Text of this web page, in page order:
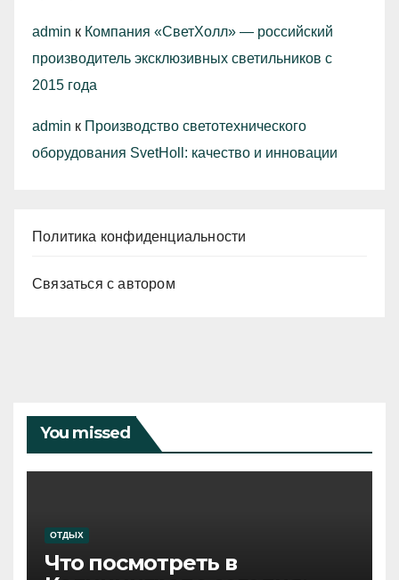
admin к Компания «СветХолл» — российский
производитель эксклюзивных светильников с
2015 года
admin к Производство светотехнического
оборудования SvetHoll: качество и инновации
Политика конфиденциальности
Связаться с автором
You missed
ОТДЫХ
Что посмотреть в